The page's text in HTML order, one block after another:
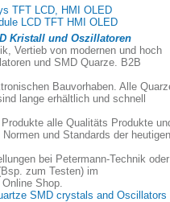
TFT LCD, HMI OLED
LCD TFT HMI OLED
Kristall und Oszillatoren
Vertieb von modernen und hoch
und SMD Quarze. B2B
Bauvorhaben. Alle
lange erhältlich und schnell
alle Qualitäts Produkte
und Standards der heutigen
bei Petermann-Technik oder
zum Testen) im
Shop.
SMD crystals and Oscillators